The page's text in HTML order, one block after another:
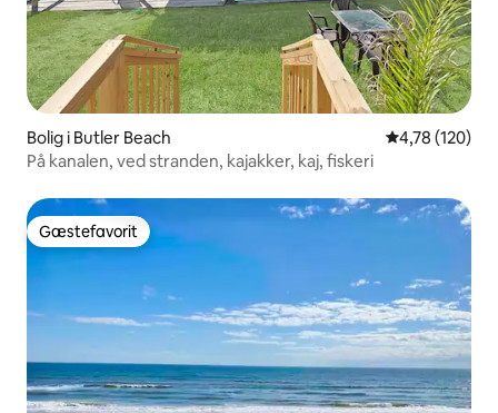
Bolig i Butler Beach 4,78 ud af 5 i
4,78 (120)
På kanalen, ved stranden, kajakker, kaj, fiskeri
Gæstefavorit
Gæstefavorit